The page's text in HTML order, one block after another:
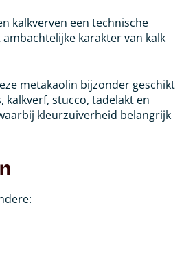
kalkverven een technische
karakter van kalk
metakaolin bijzonder geschikt
stucco, tadelakt en
kleurzuiverheid belangrijk